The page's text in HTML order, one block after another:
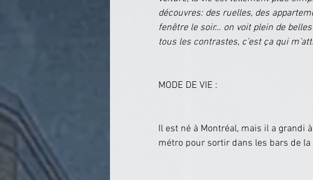
découvres: des ruelles, des
fenêtre le soir… on voit plein de
tous les contrastes, c’est ça qui
MODE DE VIE :
Il est né à Montréal, mais il a grandi
métro pour sortir dans les bars de la